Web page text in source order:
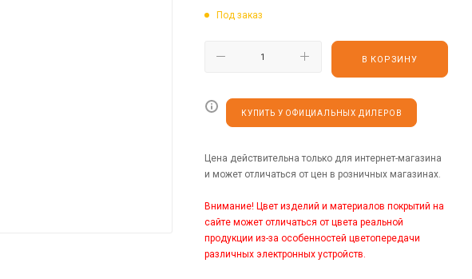
Под заказ
В КОРЗИНУ
КУПИТЬ У ОФИЦИАЛЬНЫХ ДИЛЕРОВ
Цена действительна только для интернет-магазина
и может отличаться от цен в розничных магазинах.
Внимание! Цвет изделий и материалов покрытий на
сайте может отличаться от цвета реальной
продукции из-за особенностей цветопередачи
различных электронных устройств.